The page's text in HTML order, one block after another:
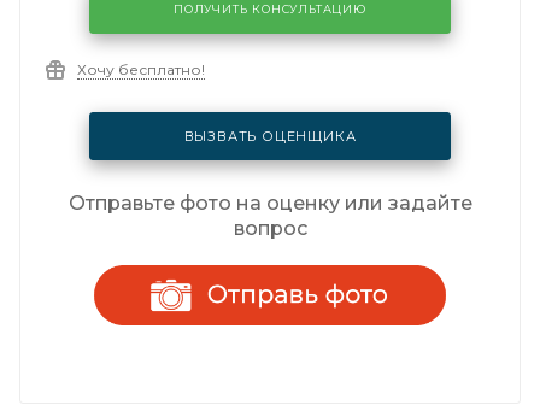
ПОЛУЧИТЬ КОНСУЛЬТАЦИЮ
Хочу бесплатно!
ВЫЗВАТЬ ОЦЕНЩИКА
Отправьте фото на оценку или задайте
вопрос